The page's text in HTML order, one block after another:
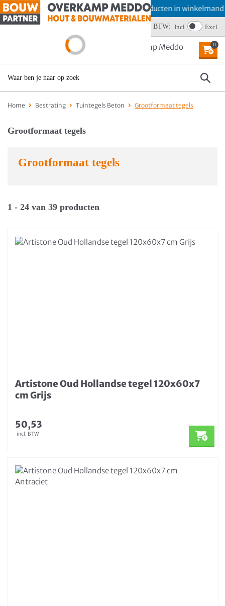
Offerte aanvragen? Plaats producten in winkelmand en
Wij scoren een 4,6 BTW: Incl Excl
0
Home Bestrating Tuintegels Beton Grootformaat tegels
Grootformaat tegels
Grootformaat tegels
1 - 24 van 39 producten
Artistone Oud Hollandse tegel 120x60x7
cm Grijs
50,53
incl. BTW